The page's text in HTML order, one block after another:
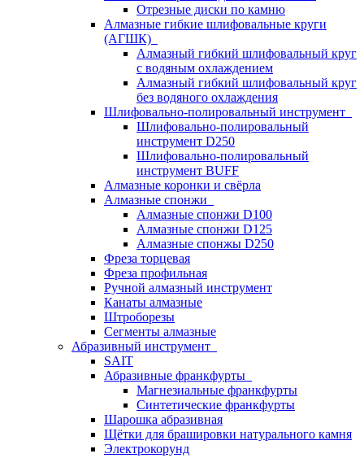
Отрезные диски по камню
Алмазные гибкие шлифовальные круги
(АГШК)
Алмазный гибкий шлифовальный круг
с водяным охлаждением
Алмазный гибкий шлифовальный круг
без водяного охлаждения
Шлифовально-полировальный инструмент
Шлифовально-полировальный
инструмент D250
Шлифовально-полировальный
инструмент BUFF
Алмазные коронки и свёрла
Алмазные спонжи
Алмазные спонжи D100
Алмазные спонжи D125
Алмазные спонжы D250
Фреза торцевая
Фреза профильная
Ручной алмазный инструмент
Канаты алмазные
Штроборезы
Сегменты алмазные
Абразивный инструмент
SAIT
Абразивные франкфурты
Магнезиальные франкфурты
Синтетические франкфурты
Шарошка абразивная
Щётки для брашировки натурального камня
Электрокорунд